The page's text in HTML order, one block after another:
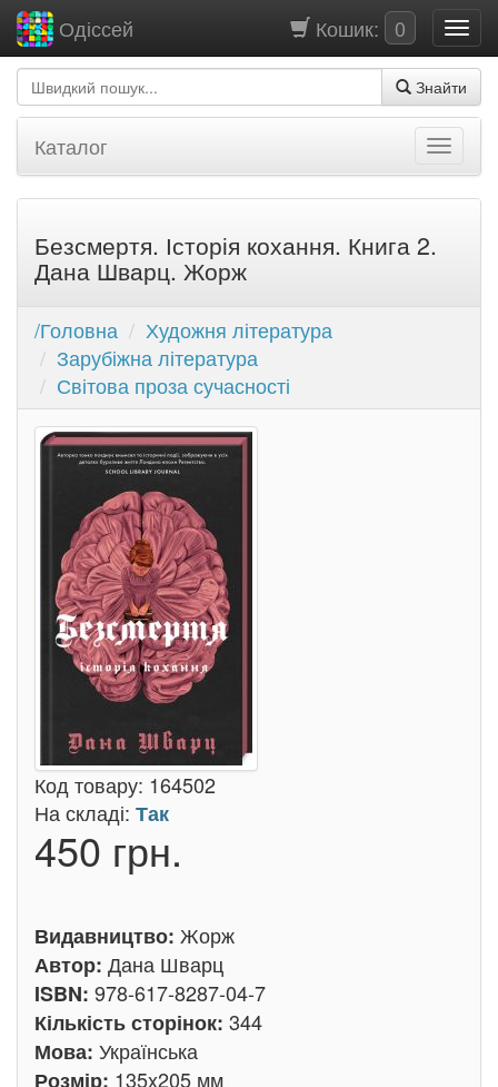
Кошик: 0
Одіссей
Знайти
Каталог
Безсмертя. Історія кохання. Книга 2.
Дана Шварц. Жорж
/Головна
Художня література
Зарубіжна література
Світова проза сучасності
Код товару: 164502
На складі: Так
450 грн.
Видавництво: Жорж
Автор: Дана Шварц
ISBN: 978-617-8287-04-7
Кількість сторінок: 344
Мова: Українська
Розмір: 135x205 мм